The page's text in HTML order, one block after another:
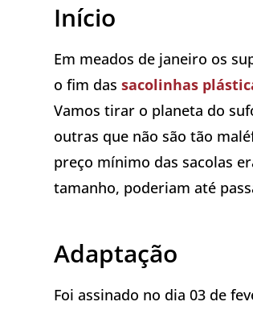
Início
Em meados de janeiro os
o fim dassacolinhas
Vamos tirar o planeta do
outras que não são tão
preço mínimo das sacolas
tamanho, poderiam até
Adaptação
Foi assinado no dia 03 de